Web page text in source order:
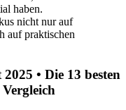
haben.
nicht nur auf
auf praktischen
• Die 13 besten